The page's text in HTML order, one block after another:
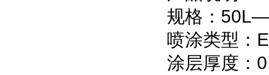
规格：
喷涂类型：
涂层厚度：